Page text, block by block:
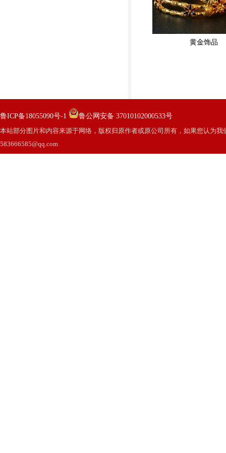
黄金饰品
鲁ICP备18055090号-1
鲁公网安备 37010102000533号
本站部分图片和内容来源于网络，版权归原作者或原公司所有，如果您认为
583666585@qq.com